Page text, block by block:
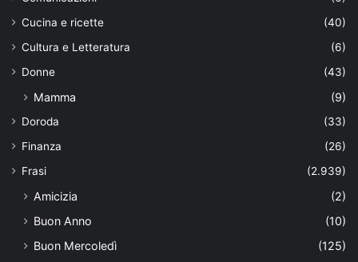
Cucina e ricette
(40)
Cultura e Letteratura
(6)
Donne
(43)
Mamma (9)
Doroda
(33)
Finanza
(26)
Frasi
(2.939)
Amicizia
(2)
Buon Anno
(10)
Buon Mercoledì
(125)